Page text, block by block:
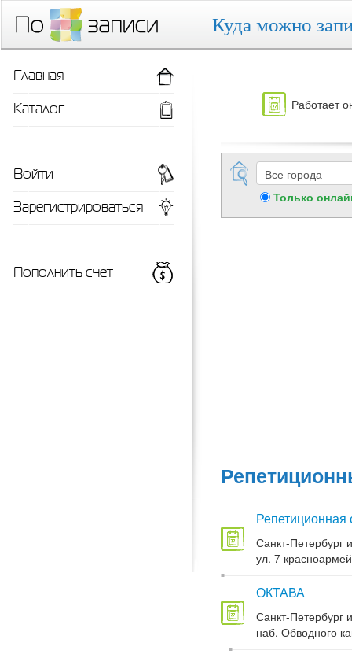
Куда можно
Работает
Только
Репетиционная
Санкт-Петербург
ул. 7
ОКТАВА
Санкт-Петербург
наб. Обводного
Главная
Каталог
Войти
Зарегистрироваться
Пополнить счет